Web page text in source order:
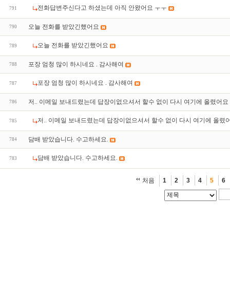
791 전화답변주신다고 하셨는데 아직 안왔어요 ㅜㅜ
790 오늘 전화를 받았긴했어요
789 오늘 전화를 받았긴했어요
788 포장 엄청 많이 하시네요 . 감사해여
787 포장 엄청 많이 하시네요 . 감사해여
786 저.. 이메일 보내드렸는데 답장이없으셔서 할수 없이 다시 여기에 올렸어요
785 저.. 이메일 보내드렸는데 답장이없으셔서 할수 없이 다시 여기에 올렸
784 담배 받았습니다. 수고하세요.
783 담배 받았습니다. 수고하세요.
처음 1 2 3 4 5 6